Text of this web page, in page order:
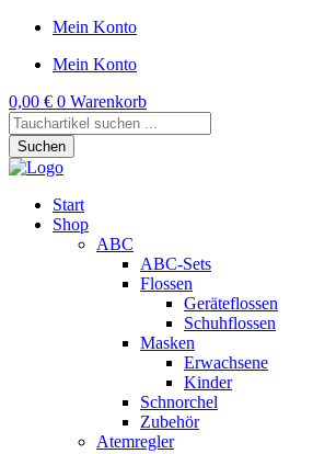
Mein Konto
Mein Konto
0,00 € 0 Warenkorb
Products
search
Suchen
Start
Shop
ABC
ABC-Sets
Flossen
Geräteflossen
Schuhflossen
Masken
Erwachsene
Kinder
Schnorchel
Zubehör
Atemregler